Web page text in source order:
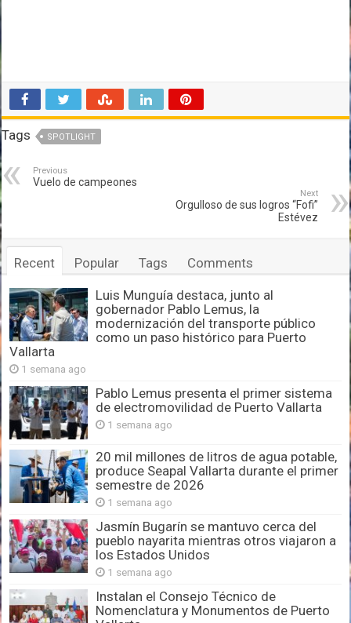
Tags SPOTLIGHT
Previous
Vuelo de campeones
Next
Orgulloso de sus logros “Fofi”
Estévez
Recent Popular Tags Comments
Luis Munguía destaca, junto al
gobernador Pablo Lemus, la
modernización del transporte público
como un paso histórico para Puerto
Vallarta
1 semana ago
Pablo Lemus presenta el primer sistema
de electromovilidad de Puerto Vallarta
1 semana ago
20 mil millones de litros de agua potable,
produce Seapal Vallarta durante el primer
semestre de 2026
1 semana ago
Jasmín Bugarín se mantuvo cerca del
pueblo nayarita mientras otros viajaron a
los Estados Unidos
1 semana ago
Instalan el Consejo Técnico de
Nomenclatura y Monumentos de Puerto